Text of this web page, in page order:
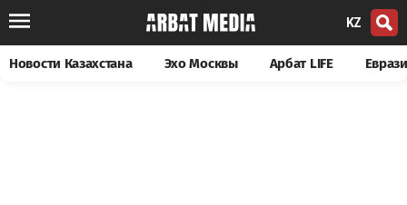
KZ
Новости Казахстана Эхо Москвы Арбат LIFE